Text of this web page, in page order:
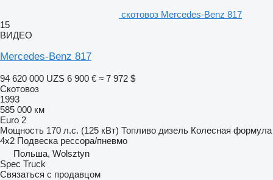
скотовоз Mercedes-Benz 817
15
ВИДЕО
Mercedes-Benz 817
94 620 000 UZS 6 900 € ≈ 7 972 $
Скотовоз
1993
585 000 км
Euro 2
Мощность 170 л.с. (125 кВт) Топливо дизель Колесная формула
4x2 Подвеска рессора/пневмо
Польша, Wolsztyn
Spec Truck
Связаться с продавцом